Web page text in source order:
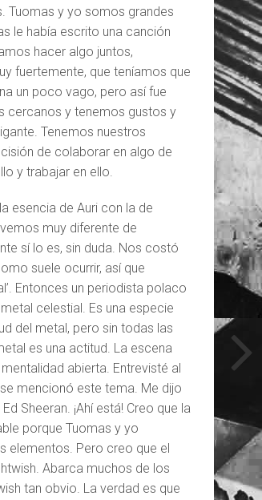
Tuomas y yo somos grandes
le había escrito una canción
hacer algo juntos,
fuertemente, que teníamos que
un poco vago, pero así fue
cercanos y tenemos gustos y
Tenemos nuestros
de colaborar en algo de
y trabajar en ello.
esencia de Auri con la de
muy diferente de
sí lo es, sin duda. Nos costó
suele ocurrir, así que
Entonces un periodista polaco
celestial. Es una especie
del metal, pero sin todas las
es una actitud. La escena
abierta. Entrevisté al
mencionó este tema. Me dijo
Sheeran. ¡Ahí está! Creo que la
porque Tuomas y yo
elementos. Pero creo que el
Abarca muchos de los
tan obvio. La verdad es que